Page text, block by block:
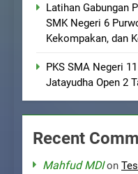
Latihan Gabungan
SMK Negeri 6
Kekompakan, dan
PKS SMA Negeri
Jatayudha Open 2
Recent
Mahfud MDIon